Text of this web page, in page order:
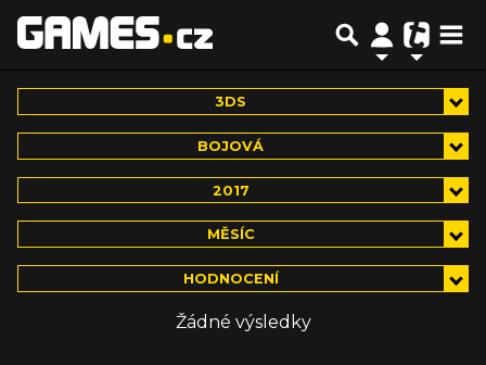
3DS
BOJOVÁ
2017
MĚSÍC
HODNOCENÍ
Žádné výsledky